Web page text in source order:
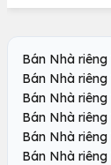
Bán Nhà riêng
Bán Nhà riêng
Bán Nhà riêng
Bán Nhà riêng
Bán Nhà riêng
Bán Nhà riêng